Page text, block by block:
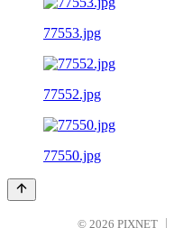
77553.jpg
77552.jpg
77550.jpg
© 2026 PIXNET